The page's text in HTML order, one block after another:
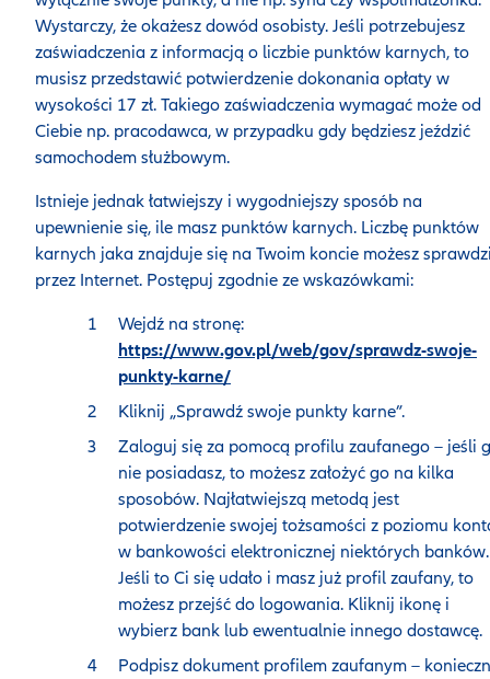
Wystarczy, że okażesz dowód osobisty. Jeśli potrzebujesz
zaświadczenia z informacją o liczbie punktów karnych, to
musisz przedstawić potwierdzenie dokonania opłaty w
wysokości 17 zł. Takiego zaświadczenia wymagać może od
Ciebie np. pracodawca, w przypadku gdy będziesz jeździć
samochodem służbowym.
Istnieje jednak łatwiejszy i wygodniejszy sposób na
upewnienie się, ile masz punktów karnych. Liczbę punktów
karnych jaka znajduje się na Twoim koncie możesz
przez Internet. Postępuj zgodnie ze wskazówkami:
Wejdź na stronę:
https://www.gov.pl/web/gov/sprawdz-swoje-
punkty-karne/
Kliknij „Sprawdź swoje punkty karne”.
Zaloguj się za pomocą profilu zaufanego – jeśli
nie posiadasz, to możesz założyć go na kilka
sposobów. Najłatwiejszą metodą jest
potwierdzenie swojej tożsamości z poziomu
w bankowości elektronicznej niektórych banków.
Jeśli to Ci się udało i masz już profil zaufany, to
możesz przejść do logowania. Kliknij ikonę i
wybierz bank lub ewentualnie innego dostawcę.
Podpisz dokument profilem zaufanym –